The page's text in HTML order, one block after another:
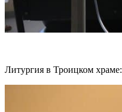
Литургия в Троицком храме: